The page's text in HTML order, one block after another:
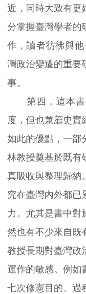
近，同時大致有更
分掌握臺灣學者的
作，讀者彷彿與
灣政治變遷的重要
事。
第四，這本書
度，但也兼顧史實
如此的優點，一部
林教授奠基於既有
真吸收與整理歸納
究在臺灣內外都已
力。尤其是書中對
然也有不少來自既
教授長期對臺灣政
運作的敏感。例如
七次修憲目的、過